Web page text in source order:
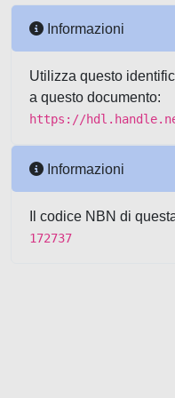
Informazioni
Utilizza questo
a questo documento:
https://
Informazioni
Il codice NBN di
172737